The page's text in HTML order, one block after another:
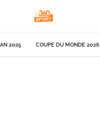
2025 COUPE DU MONDE 2026